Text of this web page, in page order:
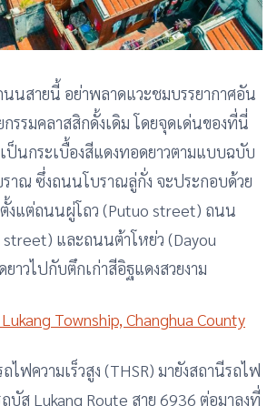
นนสายนี้ อย่าพลาดแวะชมบรรยากาศอัน
รรมคลาสสิกดั้งเดิม โดยจุดเด่นของที่นี่
นกระเบื้องสีแดงทอดยาวตามแบบฉบับ
ราณ ซึ่งถนนโบราณลู่กั่ง จะประกอบด้วย
งแต่ถนนผู่โถว (Putuo street) ถนน
และถนนต้าโหย่ว (Dayou
วไปกับตึกเก่าสีอิฐแดงสวยงาม
Township, Changhua County
ไฟความเร็วสูง (THSR) มายังสถานีรถไฟ
บัส Lukang Route สาย 6936 ต่อมาลงที่